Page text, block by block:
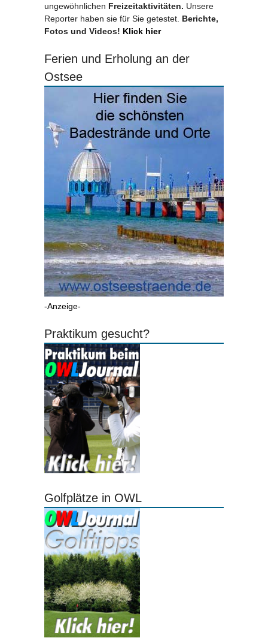
ungewöhnlichen Freizeitaktivitäten. Unsere
Reporter haben sie für Sie getestet. Berichte,
Fotos und Videos! Klick hier
Ferien und Erholung an der
Ostsee
-Anzeige-
Praktikum gesucht?
Golfplätze in OWL